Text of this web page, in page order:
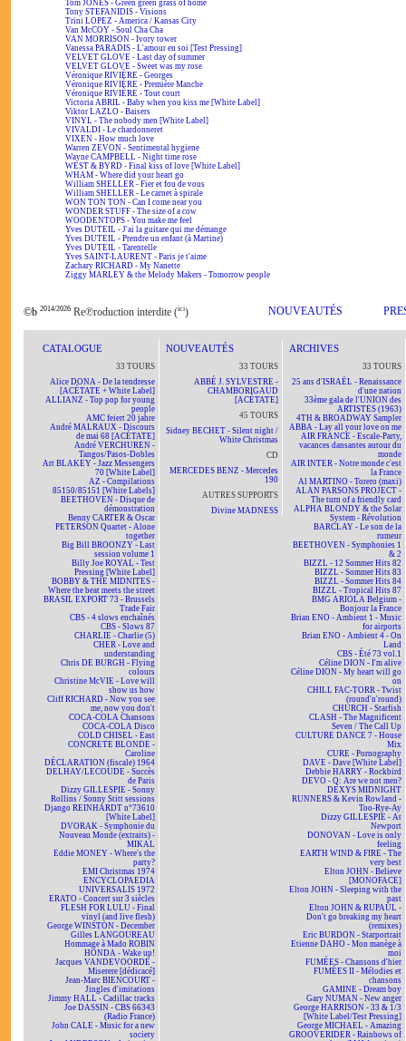
Tom JONES - Green green grass of home
Tony STEFANIDIS - Visions
Trini LOPEZ - America / Kansas City
Van McCOY - Soul Cha Cha
VAN MORRISON - Ivory tower
Vanessa PARADIS - L'amour en soi [Test Pressing]
VELVET GLOVE - Last day of summer
VELVET GLOVE - Sweet was my rose
Véronique RIVIÈRE - Georges
Véronique RIVIÈRE - Première Manche
Véronique RIVIÈRE - Tout court
Victoria ABRIL - Baby when you kiss me [White Label]
Viktor LAZLO - Baisers
VINYL - The nobody men [White Label]
VIVALDI - Le chardonneret
VIXEN - How much love
Warren ZEVON - Sentimental hygiene
Wayne CAMPBELL - Night time rose
WEST & BYRD - Final kiss of love [White Label]
WHAM - Where did your heart go
William SHELLER - Fier et fou de vous
William SHELLER - Le carnet à spirale
WON TON TON - Can I come near you
WONDER STUFF - The size of a cow
WOODENTOPS - You make me feel
Yves DUTEIL - J'ai la guitare qui me démange
Yves DUTEIL - Prendre un enfant (à Martine)
Yves DUTEIL - Tarentelle
Yves SAINT-LAURENT - Paris je t'aime
Zachary RICHARD - My Nanette
Ziggy MARLEY & the Melody Makers - Tomorrow people
©b 2014/2026 Re℗roduction interdite (ici) NOUVEAUTÉS
CATALOGUE
33 TOURS
Alice DONA - De la tendresse
[ACÉTATE + White Label]
ALLIANZ - Top pop for young
people
AMC feiert 20 jahre
André MALRAUX - Discours
de mai 68 [ACÉTATE]
André VERCHUREN -
Tangos/Pasos-Dobles
Art BLAKEY - Jazz Messengers
70 [White Label]
AZ - Compilations
85150/85151 [White Labels]
BEETHOVEN - Disque de
démonstration
Benny CARTER & Oscar
PETERSON Quartet - Alone
together
Big Bill BROONZY - Last
session volume 1
Billy Joe ROYAL - Test
Pressing [White Label]
BOBBY & THE MIDNITES -
Where the beat meets the street
BRASIL EXPORT 73 - Brussels
Trade Fair
CBS - 4 slows enchaînés
CBS - Slows 87
CHARLIE - Charlie (5)
CHER - Love and
understanding
Chris DE BURGH - Flying
colours
Christine McVIE - Love will
show us how
Cliff RICHARD - Now you see
me, now you don't
COCA-COLA Chansons
COCA-COLA Disco
COLD CHISEL - East
CONCRETE BLONDE -
Caroline
DÉCLARATION (fiscale) 1964
DELHAY/LECOUDE - Succès
de Paris
Dizzy GILLESPIE - Sonny
Rollins / Sonny Stitt sessions
Django REINHARDT n°73610
[White Label]
DVORAK - Symphonie du
Nouveau Monde (extraits) -
MIKAL
Eddie MONEY - Where's the
party?
EMI Christmas 1974
ENCYCLOPAEDIA
UNIVERSALIS 1972
ERATO - Concert sur 3 siècles
FLESH FOR LULU - Final
vinyl (and live flesh)
George WINSTON - December
Gilles LANGOUREAU
Hommage à Mado ROBIN
HONDA - Wake up!
Jacques VANDEVOORDE -
Miserere [dédicacé]
Jean-Marc BIENCOURT -
Jingles d'imitations
Jimmy HALL - Cadillac tracks
Joe DASSIN - CBS 66343
(Radio France)
John CALE - Music for a new
society
NOUVEAUTÉS
33 TOURS
ABBÉ J. SYLVESTRE -
CHAMBORIGAUD
[ACÉTATE]
45 TOURS
Sidney BECHET - Silent night /
White Christmas
CD
MERCEDES BENZ - Mercedes
190
AUTRES SUPPORTS
Divine MADNESS
ARCHIVES
33 TOURS
25 ans d'ISRAËL - Renaissance
d'une nation
33ème gala de l'UNION des
ARTISTES (1963)
4TH & BROADWAY Sampler
ABBA - Lay all your love on me
AIR FRANCE - Escale-Party,
vacances dansantes autour du
monde
AIR INTER - Notre monde c'est
la France
Al MARTINO - Torero (maxi)
ALAN PARSONS PROJECT -
The turn of a friendly card
ALPHA BLONDY & the Solar
System - Révolution
BARCLAY - Le son de la
rumeur
BEETHOVEN - Symphonies 1
& 2
BIZZL - 12 Sommer Hits 82
BIZZL - Sommer Hits 83
BIZZL - Sommer Hits 84
BIZZL - Tropical Hits 87
BMG ARIOLA Belgium -
Bonjour la France
Brian ENO - Ambient 1 - Music
for airports
Brian ENO - Ambient 4 - On
Land
CBS - Été 73 vol.1
Céline DION - I'm alive
Céline DION - My heart will go
on
CHILL FAC-TORR - Twist
(round'n'round)
CHURCH - Starfish
CLASH - The Magnificent
Seven / The Call Up
CULTURE DANCE 7 - House
Mix
CURE - Pornography
DAVE - Dave [White Label]
Debbie HARRY - Rockbird
DEVO - Q: Are we not men?
DEXYS MIDNIGHT
RUNNERS & Kevin Rowland -
Too-Rye-Ay
Dizzy GILLESPIE - At
Newport
DONOVAN - Love is only
feeling
EARTH WIND & FIRE - The
very best
Elton JOHN - Believe
[MONOFACE]
Elton JOHN - Sleeping with the
past
Elton JOHN & RUPAUL -
Don't go breaking my heart
(remixes)
Eric BURDON - Starportrait
Etienne DAHO - Mon manège à
moi
FUMÉES - Chansons d'hier
FUMÉES II - Mélodies et
chansons
GAMINE - Dream boy
Gary NUMAN - New anger
George HARRISON - 33 & 1/3
[White Label/Test Pressing]
George MICHAEL - Amazing
GROOVERIDER - Rainbows of